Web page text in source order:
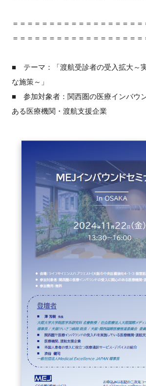
イベントお知らせメール登録
＝＝＝＝＝＝＝＝＝＝＝＝＝＝＝＝＝＝
＝＝＝＝＝＝＝＝＝＝＝＝＝＝＝＝＝＝
■ テーマ：「渡航受診者の受入拡大～
な施策～」
■ 参加対象者：関西圏の医療インバウ
ある医療機関・渡航支援企業